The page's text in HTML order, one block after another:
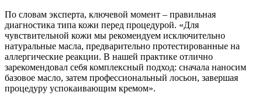
По словам эксперта, ключевой момент – правильная
диагностика типа кожи перед процедурой. «Для
чувствительной кожи мы рекомендуем исключительно
натуральные масла, предварительно протестированные на
аллергические реакции. В нашей практике отлично
зарекомендовал себя комплексный подход: сначала наносим
базовое масло, затем профессиональный лосьон, завершая
процедуру успокаивающим кремом».